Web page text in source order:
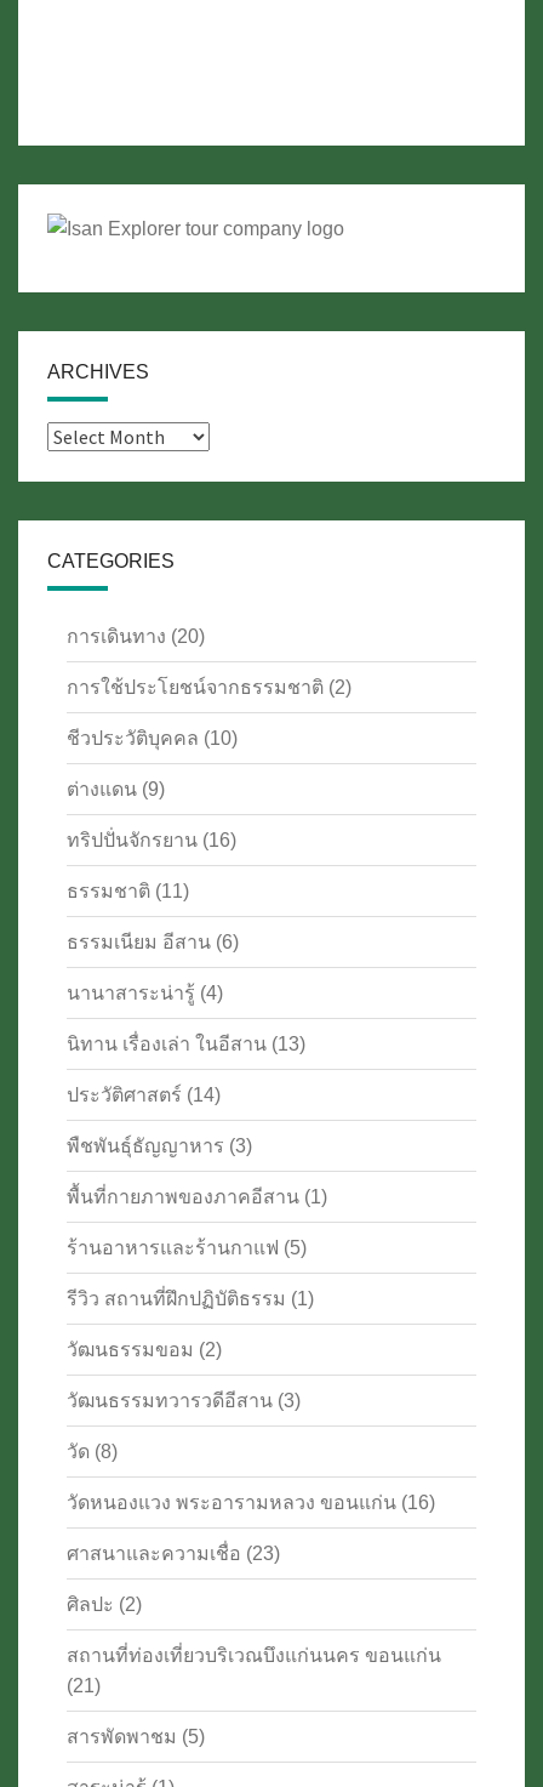
ARCHIVES
Archives
CATEGORIES
การเดินทาง (20)
การใช้ประโยชน์จากธรรมชาติ (2)
ชีวประวัติบุคคล (10)
ต่างแดน (9)
ทริปปั่นจักรยาน (16)
ธรรมชาติ (11)
ธรรมเนียม อีสาน (6)
นานาสาระน่ารู้ (4)
นิทาน เรื่องเล่า ในอีสาน (13)
ประวัติศาสตร์ (14)
พืชพันธุ์ธัญญาหาร (3)
พื้นที่กายภาพของภาคอีสาน (1)
ร้านอาหารและร้านกาแฟ (5)
รีวิว สถานที่ฝึกปฏิบัติธรรม (1)
วัฒนธรรมขอม (2)
วัฒนธรรมทวารวดีอีสาน (3)
วัด (8)
วัดหนองแวง พระอารามหลวง ขอนแก่น (16)
ศาสนาและความเชื่อ (23)
ศิลปะ (2)
สถานที่ท่องเที่ยวบริเวณบึงแก่นนคร ขอนแก่น
(21)
สารพัดพาชม (5)